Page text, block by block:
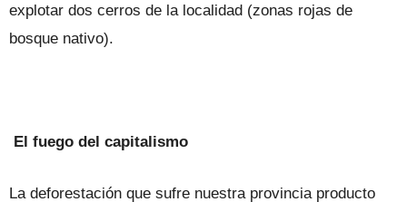
explotar dos cerros de la localidad (zonas rojas de
bosque nativo).
El fuego del capitalismo
La deforestación que sufre nuestra provincia producto